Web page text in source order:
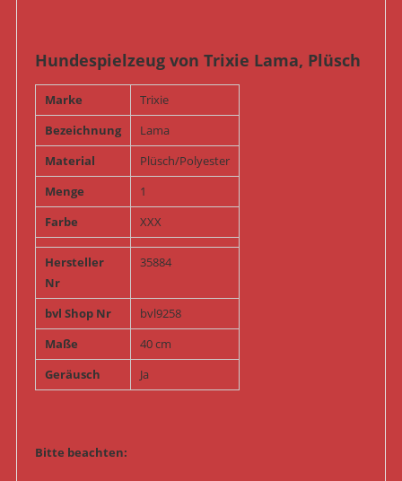
Hundespielzeug von Trixie Lama, Plüsch
Marke
Trixie
Bezeichnung
Lama
Material
Plüsch/Polyester
Menge
1
Farbe
XXX
Hersteller
Nr
35884
bvl Shop Nr
bvl9258
Maße
40 cm
Geräusch
Ja
Bitte beachten: